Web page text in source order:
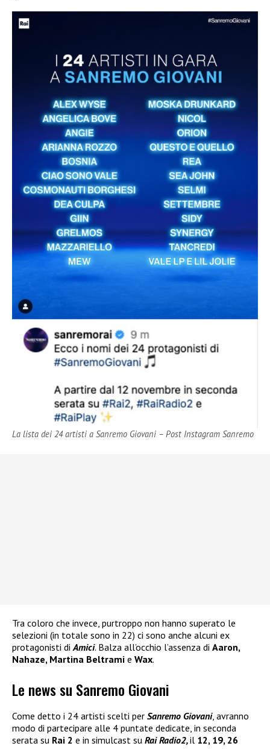
La lista dei 24 artisti a Sanremo Giovani – Post Instagram Sanremo
Tra coloro che invece, purtroppo non hanno superato le
selezioni (in totale sono in 22) ci sono anche alcuni ex
protagonisti di Amici. Balza all’occhio l’assenza di Aaron,
Nahaze, Martina Beltrami e Wax.
Le news su Sanremo Giovani
Come detto i 24 artisti scelti per Sanremo Giovani, avranno
modo di partecipare alle 4 puntate dedicate, in seconda
serata su Rai 2 e in simulcast su Rai Radio2,il 12, 19, 26